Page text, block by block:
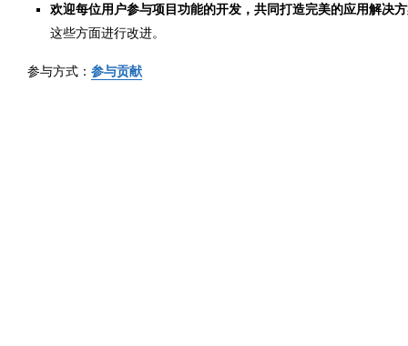
欢迎每位用户参与项目功能的开发，共同打造完美的应用解决
这些方面进行改进。
参与方式： 参与贡献